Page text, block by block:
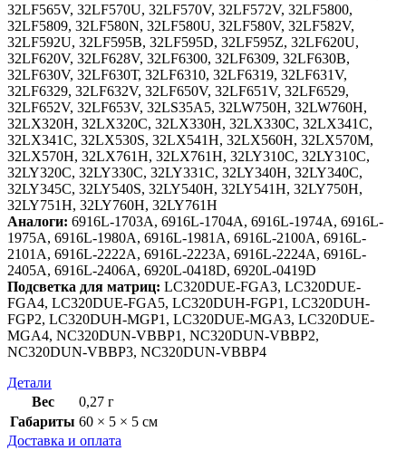
32LF565V, 32LF570U, 32LF570V, 32LF572V, 32LF5800,
32LF5809, 32LF580N, 32LF580U, 32LF580V, 32LF582V,
32LF592U, 32LF595B, 32LF595D, 32LF595Z, 32LF620U,
32LF620V, 32LF628V, 32LF6300, 32LF6309, 32LF630B,
32LF630V, 32LF630Т, 32LF6310, 32LF6319, 32LF631V,
32LF6329, 32LF632V, 32LF650V, 32LF651V, 32LF6529,
32LF652V, 32LF653V, 32LS35А5, 32LW750Н, 32LW760Н,
32LX320Н, 32LX320С, 32LX330Н, 32LX330С, 32LX341C,
32LX341С, 32LX530S, 32LX541Н, 32LX560Н, 32LX570М,
32LX570Н, 32LX761H, 32LX761Н, 32LY310C, 32LY310С,
32LY320С, 32LY330С, 32LY331С, 32LY340Н, 32LY340С,
32LY345С, 32LY540S, 32LY540Н, 32LY541Н, 32LY750Н,
32LY751Н, 32LY760Н, 32LY761Н
Аналоги: 6916L-1703A, 6916L-1704A, 6916L-1974A, 6916L-
1975A, 6916L-1980A, 6916L-1981A, 6916L-2100A, 6916L-
2101A, 6916L-2222A, 6916L-2223A, 6916L-2224A, 6916L-
2405A, 6916L-2406A, 6920L-0418D, 6920L-0419D
Подсветка для матриц: LC320DUE-FGA3, LC320DUE-
FGA4, LC320DUE-FGA5, LC320DUH-FGP1, LC320DUH-
FGP2, LC320DUH-MGP1, LC320DUE-MGA3, LC320DUE-
MGA4, NC320DUN-VBBP1, NC320DUN-VBBP2,
NC320DUN-VBBP3, NC320DUN-VBBP4
Детали
Вес
0,27 г
Габариты 60 × 5 × 5 см
Доставка и оплата